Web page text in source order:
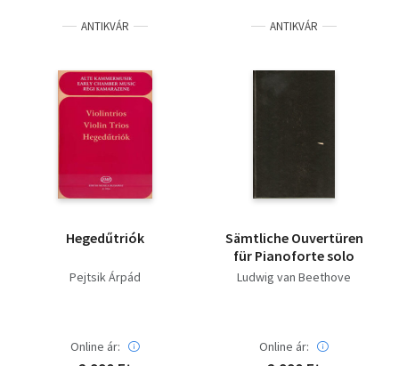
ANTIKVÁR
Hegedűtriók
Pejtsik Árpád
Online ár:
ANTIKVÁR
Sämtliche Ouvertüren
für Pianoforte solo
Ludwig van Beethove
Online ár: